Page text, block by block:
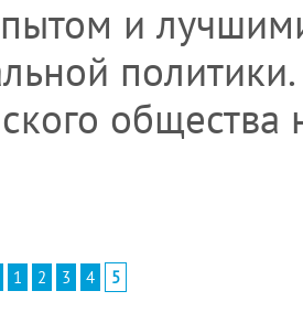
и
1 2 3 4 5